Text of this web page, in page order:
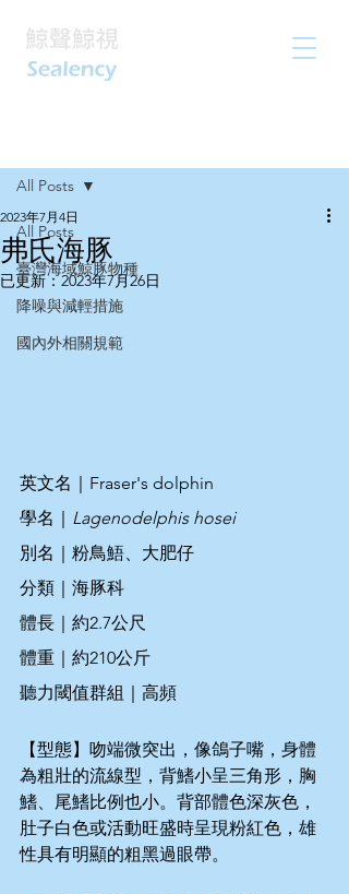
All Posts
臺灣海域鯨豚物種
降噪與減輕措施
國內外相關規範
All Posts
弗氏海豚
2023年7月4日
已更新：2023年7月26日
英文名｜Fraser's dolphin
學名｜ Lagenodelphis hosei
別名｜粉鳥鯃、大肥仔
分類｜海豚科
體長｜約2.7公尺
體重｜約210公斤
聽力閾值群組｜高頻
【型態】吻端微突出，像鴿子嘴，身體
為粗壯的流線型，背鰭小呈三角形，胸
鰭、尾鰭比例也小。背部體色深灰色，
肚子白色或活動旺盛時呈現粉紅色，雄
性具有明顯的粗黑過眼帶。